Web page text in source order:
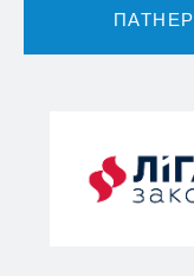
ПАТНЕР